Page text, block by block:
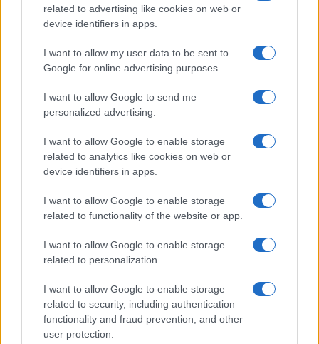
related to advertising like cookies on web or
device identifiers in apps.
I want to allow my user data to be sent to
Google for online advertising purposes.
I want to allow Google to send me
personalized advertising.
I want to allow Google to enable storage
related to analytics like cookies on web or
device identifiers in apps.
I want to allow Google to enable storage
related to functionality of the website or app.
I want to allow Google to enable storage
related to personalization.
I want to allow Google to enable storage
related to security, including authentication
functionality and fraud prevention, and other
user protection.
Sigue leyendo